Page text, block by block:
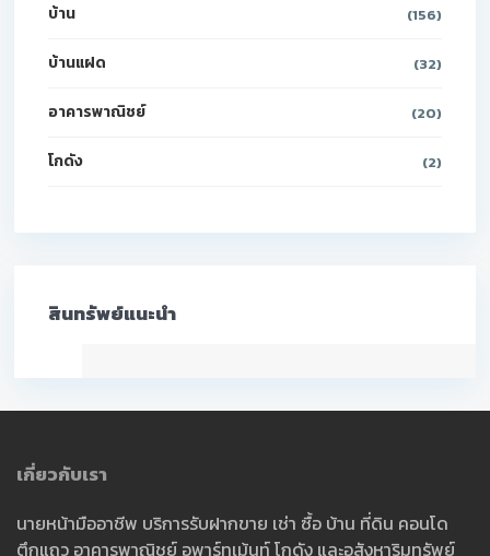
บ้าน (156)
บ้านแฝด (32)
อาคารพาณิชย์ (20)
โกดัง (2)
สินทรัพย์แนะนำ
เกี่ยวกับเรา
นายหน้ามืออาชีพ บริการรับฝากขาย เช่า ซื้อ บ้าน ที่ดิน คอนโด
ตึกแถว อาคารพาณิชย์ อพาร์ทเม้นท์ โกดัง และอสังหาริมทรัพย์